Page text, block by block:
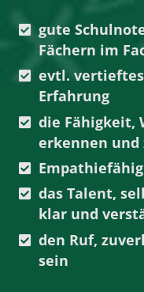
gute
Fächern im
evtl.
Erfahrung
die Fähigkeit,
erkennen und
das Talent,
klar und
den Ruf,
sein